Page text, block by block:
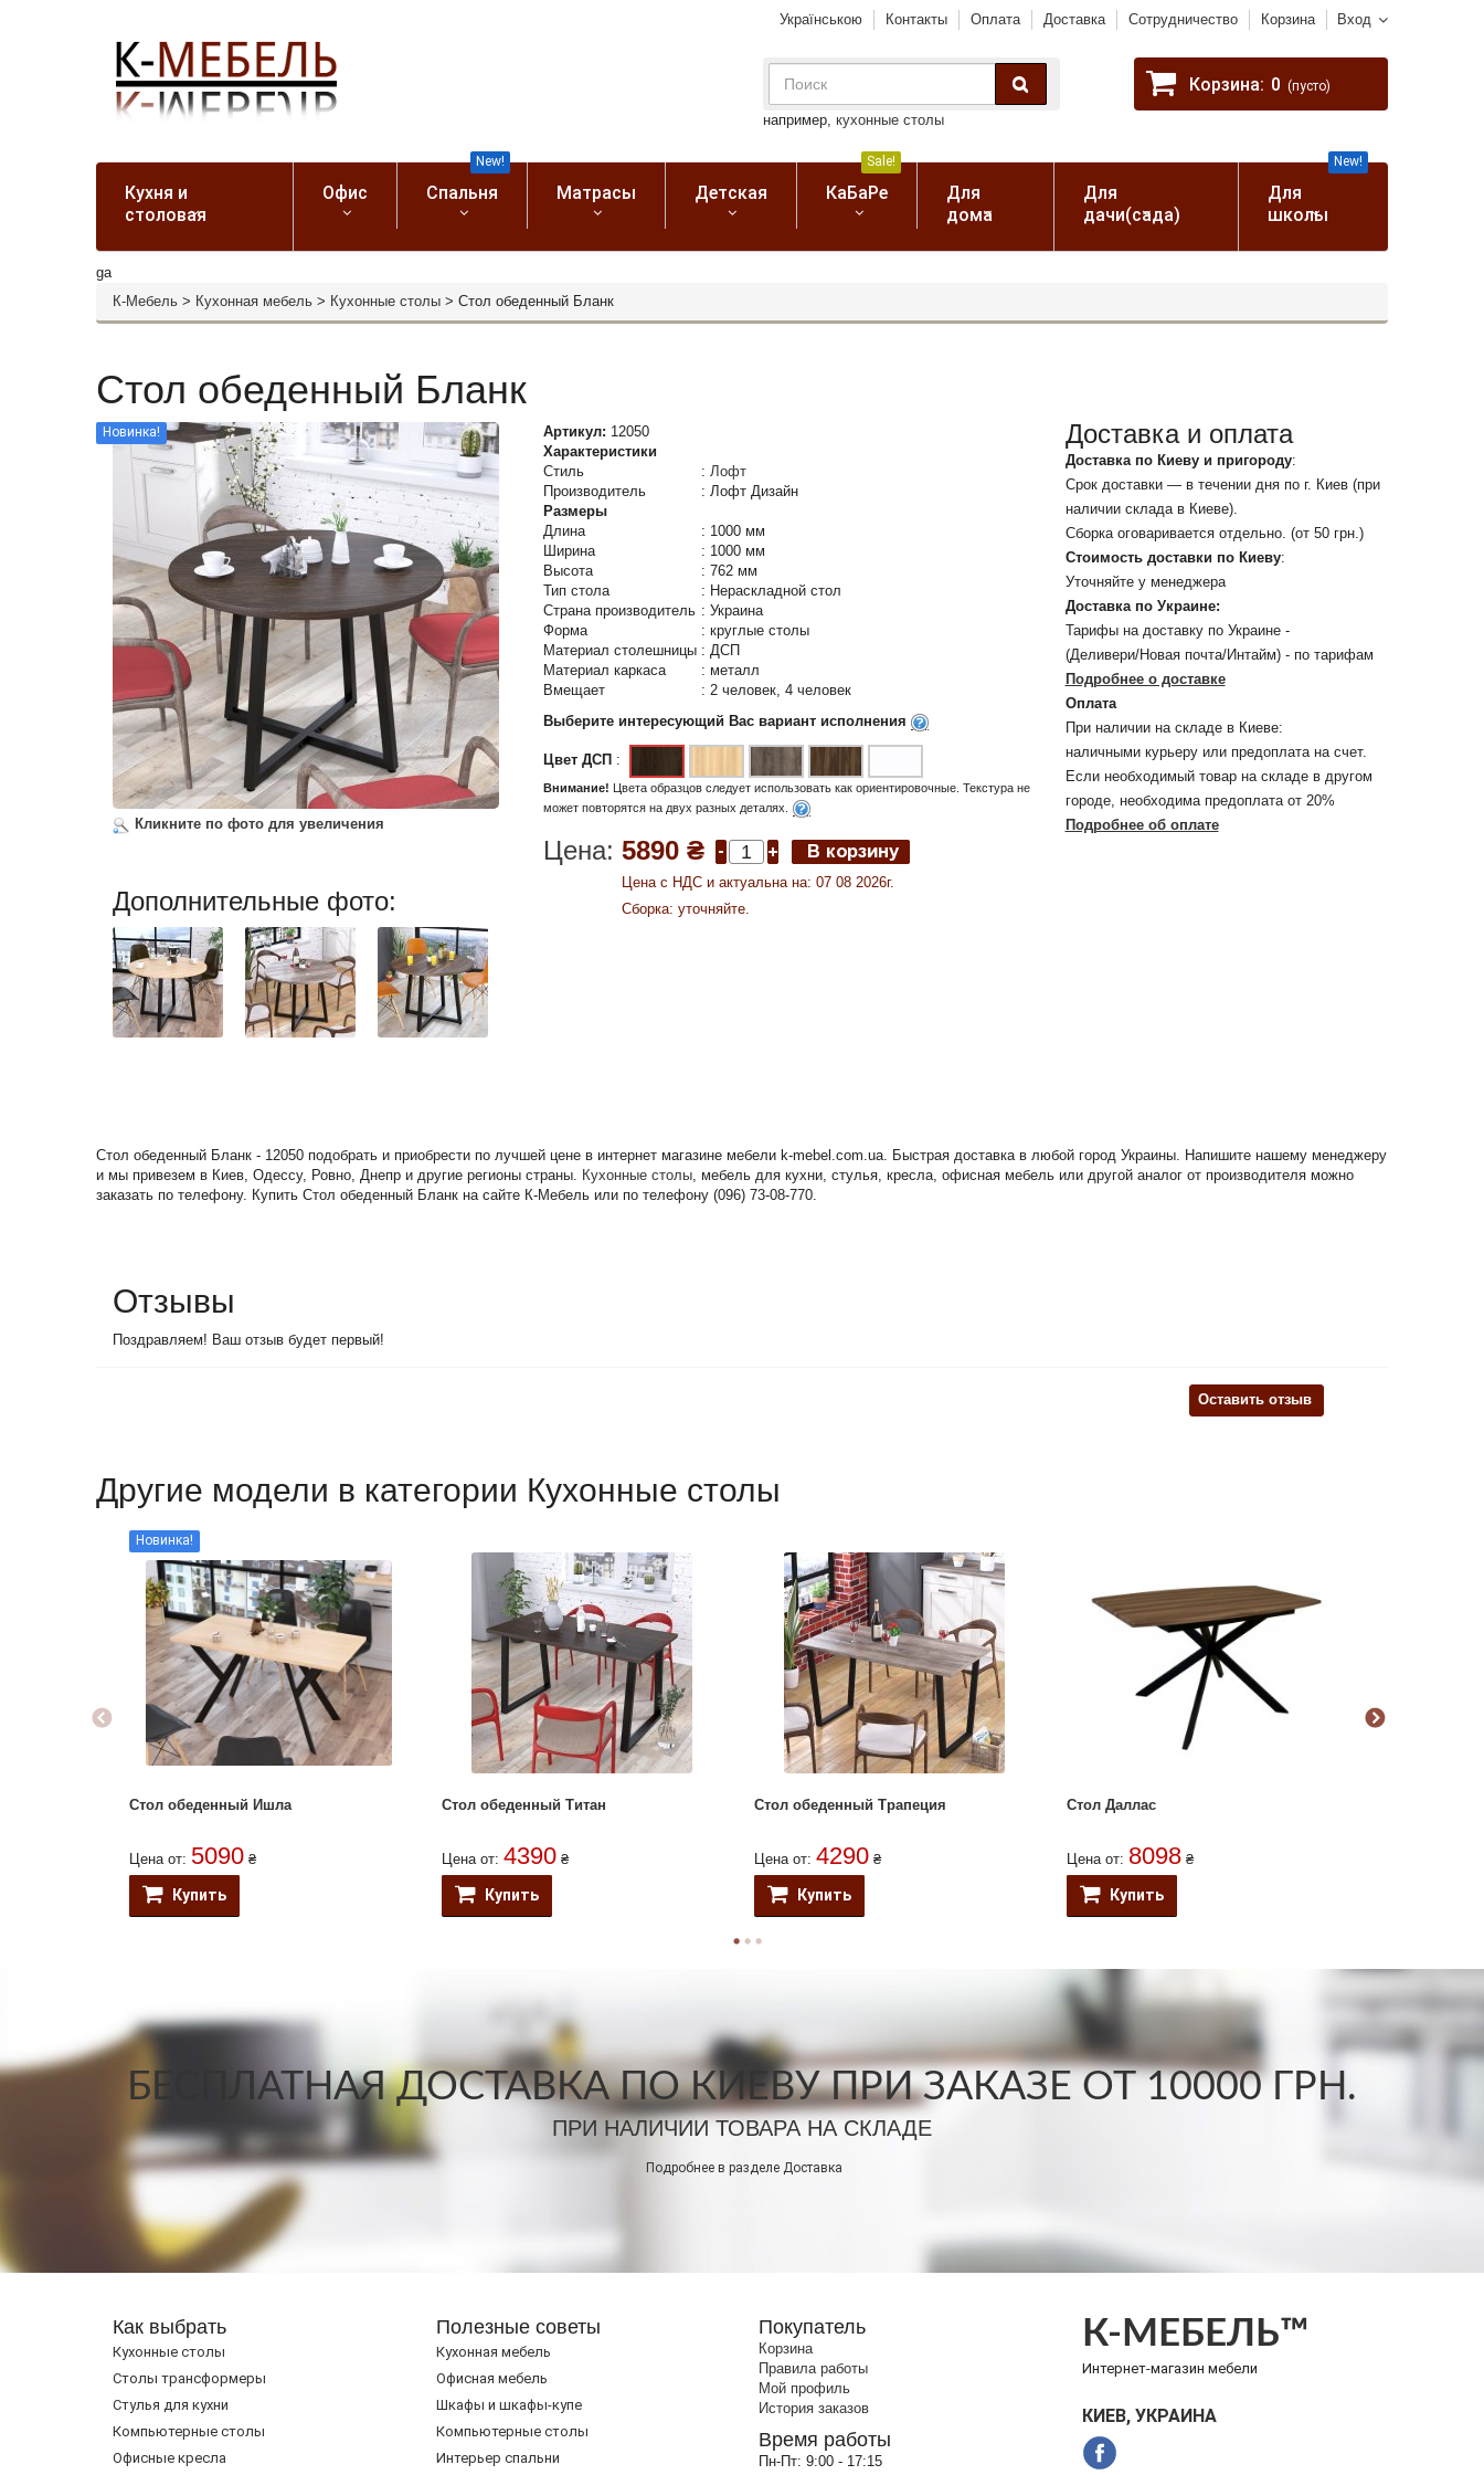
Вход
Українською Контакты Оплата Доставка Сотрудничество Корзина
например, кухонные столы
Корзина: 0 (пусто)
Кухня и
столовая
Офис Спальня
New!
Матрасы Детская КаБаРе
Sale!
Для
дома
Для
дачи(сада)
Для
школы
New!
ga
К-Мебель > Кухонная мебель > Кухонные столы > Стол обеденный Бланк
Стол обеденный Бланк
Новинка!
Кликните по фото для увеличения
Дополнительные фото:
Артикул: 12050
Характеристики
Стиль
: Лофт
Производитель
: Лофт Дизайн
Размеры
Длина
: 1000 мм
Ширина
: 1000 мм
Высота
: 762 мм
Тип стола
: Нераскладной стол
Страна производитель : Украина
Форма
: круглые столы
Материал столешницы : ДСП
Материал каркаса
: металл
Вмещает
: 2 человек, 4 человек
Выберите интересующий Вас вариант исполнения
Цвет ДСП :
Внимание! Цвета образцов следует использовать как ориентировочные. Текстура не
может повторятся на двух разных деталях.
Цена: 5890 ₴
Цена c НДС и актуальна на: 07 08 2026г.
Сборка: уточняйте.
Доставка и оплата
Доставка по Киеву и пригороду:
Срок доставки — в течении дня по г. Киев (при
наличии склада в Киеве).
Сборка оговаривается отдельно. (от 50 грн.)
Стоимость доставки по Киеву:
Уточняйте у менеджера
Доставка по Украине:
Тарифы на доставку по Украине -
(Деливери/Новая почта/Интайм) - по тарифам
Подробнее о доставке
Оплата
При наличии на складе в Киеве:
наличными курьеру или предоплата на счет.
Если необходимый товар на складе в другом
городе, необходима предоплата от 20%
Подробнее об оплате
Стол обеденный Бланк - 12050 подобрать и приобрести по лучшей цене в интернет магазине мебели k-mebel.com.ua. Быстрая доставка в любой город Украины. Напишите нашему менеджеру
и мы привезем в Киев, Одессу, Ровно, Днепр и другие регионы страны. Кухонные столы, мебель для кухни, стулья, кресла, офисная мебель или другой аналог от производителя можно
заказать по телефону. Купить Стол обеденный Бланк на сайте К-Мебель или по телефону (096) 73-08-770.
Отзывы
Поздравляем! Ваш отзыв будет первый!
Оставить отзыв
Другие модели в категории Кухонные столы
Новинка!
Стол обеденный Ишла
Цена от: 5090 ₴
Купить
Стол обеденный Титан
Цена от: 4390 ₴
Купить
Стол обеденный Трапеция
Цена от: 4290 ₴
Купить
Стол Даллас
Цена от: 8098 ₴
Купить
БЕСПЛАТНАЯ ДОСТАВКА ПО КИЕВУ ПРИ ЗАКАЗЕ ОТ 10000 ГРН.
ПРИ НАЛИЧИИ ТОВАРА НА СКЛАДЕ
Подробнее в разделе Доставка
Как выбрать
Кухонные столы
Cтолы трансформеры
Стулья для кухни
Компьютерные столы
Офисные кресла
Полезные советы
Кухонная мебель
Офисная мебель
Шкафы и шкафы-купе
Компьютерные столы
Интерьер спальни
Покупатель
Корзина
Правила работы
Мой профиль
История заказов
Время работы
Пн-Пт: 9:00 - 17:15
К-МЕБЕЛЬ™
Интернет-магазин мебели
КИЕВ, УКРАИНА